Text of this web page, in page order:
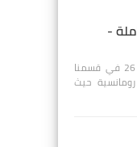
-
مرحباً بكم أصدقائي وأحبابي في موقعنا قصص 26 في قسمنا
حيث